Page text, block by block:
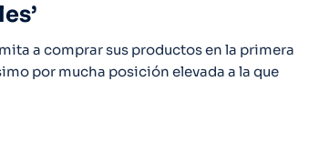
a comprar sus productos en la primera
por mucha posición elevada a la que